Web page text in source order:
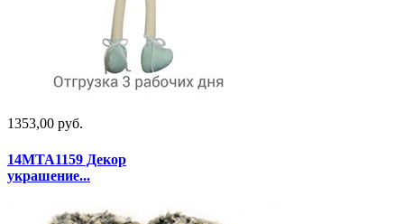
1353,00 руб.
14MTA1159 Декор
украшение...